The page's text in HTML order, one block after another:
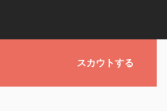
スカウトする